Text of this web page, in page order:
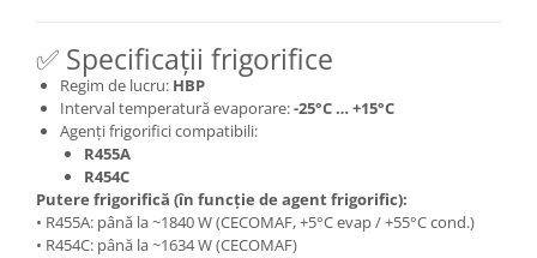
✅ Specificații frigorifice
Regim de lucru: HBP
Interval temperatură evaporare:-25°C … +15°C
Agenți frigorifici compatibili:
R455A
R454C
Putere frigorifică (în funcție de agent frigorific):
• R455A: până la ~1840 W (CECOMAF, +5°C evap / +55°C cond.)
• R454C: până la ~1634 W (CECOMAF)